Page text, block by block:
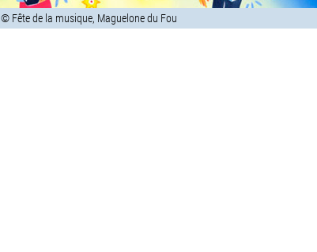
© Fête de la musique, Maguelone du Fou